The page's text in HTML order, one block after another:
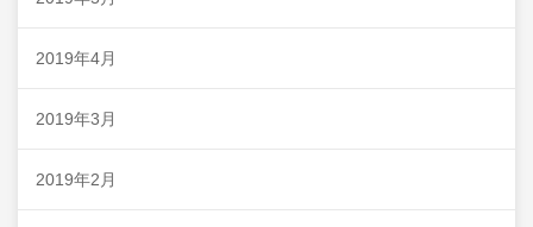
2019年4月
2019年3月
2019年2月